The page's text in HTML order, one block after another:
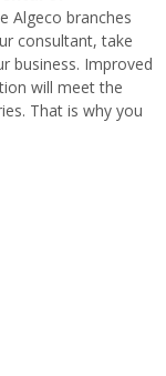
Algeco branches
consultant, take
business. Improved
will meet the
That is why you